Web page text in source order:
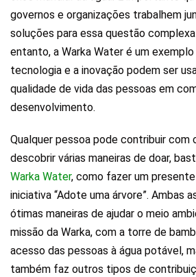
governos e organizações trabalhem
soluções para essa questão
entanto, a Warka Water é um
tecnologia e a inovação podem ser
qualidade de vida das pessoas em
desenvolvimento.
Qualquer pessoa pode contribuir com
descobrir várias maneiras de doar,
Warka Water, como fazer um
iniciativa “Adote uma árvore”. Ambas
ótimas maneiras de ajudar o meio
missão da Warka, com a torre de
acesso das pessoas à água potável,
também faz outros tipos de